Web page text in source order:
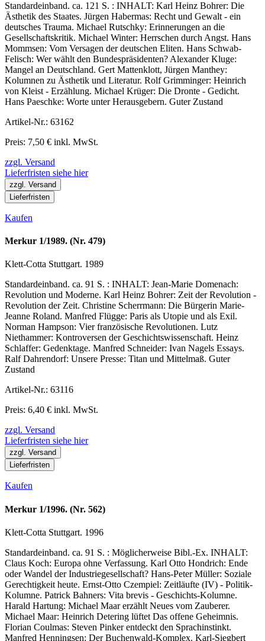
Standardeinband. ca. 121 S. : INHALT: Karl Heinz Bohrer: Die
Ästhetik des Staates. Jürgen Habermas: Recht und Gewalt - ein
deutsches Trauma. Michael Rutschky: Erinnerungen an die
Gesellschaftskritik. Michael Winter: Herrschen durch Angst. Hans
Mommsen: Vom Versagen der deutschen Eliten. Hans Schwab-
Felisch: Wer wählt den Bundespräsidenten? Alexander Kluge:
Mangel an Deutschland. Gert Mattenklott, Jürgen Manthey:
Kolumnen zu Ästhetik und Literatur. Rolf Grimminger: Heinrich
von Kleist - Erzählung. Michael Krüger: Die Dronte - Gedicht.
Hans Paeschke: Worte unter Herausgebern. Guter Zustand
Artikel-Nr.: 63162
Preis: 7,50 € inkl. MwSt.
zzgl. Versand
Lieferfristen siehe hier
zzgl. Versand
Lieferfristen
Kaufen
Merkur 1/1989. (Nr. 479)
Klett-Cotta Stuttgart. 1989
Standardeinband. ca. 91 S. : INHALT: Jean-Marie Domenach:
Revolution und Moderne. Karl Heinz Bohrer: Zeit der Revolution -
Revolution der Zeit. Christine Scherrmann: Die Bürgerin Marie-
Jeanne Roland. Manfred Flügge: Paris als Utopie und als Exil.
Norman Hampson: Vier französische Revolutionen. Lutz
Niethammer: Kontroversen der Geschichtswissenschaft. Heinz
Schlaffer: Gedenktage. Manfred Schneider: Ivan Nagels Essays.
Ralf Dahrendorf: Unsere Presse: Titan und Mittelmaß. Guter
Zustand
Artikel-Nr.: 63116
Preis: 6,40 € inkl. MwSt.
zzgl. Versand
Lieferfristen siehe hier
zzgl. Versand
Lieferfristen
Kaufen
Merkur 1/1996. (Nr. 562)
Klett-Cotta Stuttgart. 1996
Standardeinband. ca. 91 S. : Möglicherweise Bibl.-Ex. INHALT:
Claus Koch: Europa ohne Verfassung. Karl Otto Hondrich: Ende
oder Wandel der Industriegesellschaft? Hans-Peter Müller: Soziale
Gerechtigkeit heute. Ernst-Otto Czempiel: Zeitläufte (IV) - Politik-
Kolumne. Patrick Bahners: Vita brevis - Geschichts-Kolumne.
Harald Hartung: Michael Maar erzählt Neues vom Zauberer.
Michael Maar: Heinrich Detering lüftet Das offene Geheimnis.
Florian Coulmas: Steven Pinker entdeckt den Sprachinstinkt.
Manfred Henningsen: Der Buchenwald-Komplex. Karl-Siegbert